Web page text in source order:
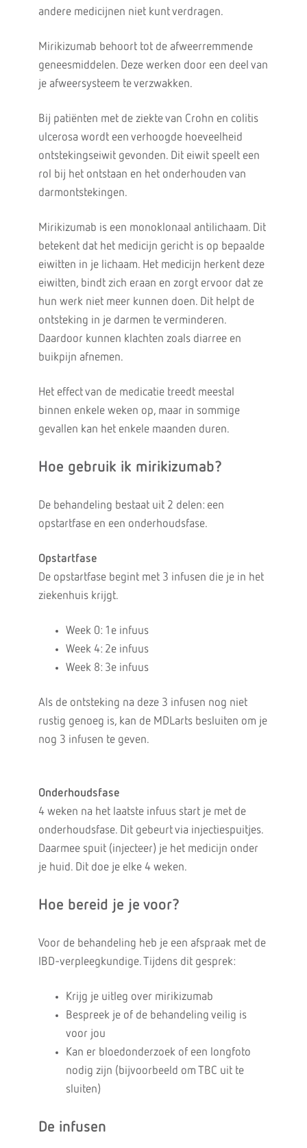
andere medicijnen niet kunt verdragen.
Mirikizumab behoort tot de afweerremmende
geneesmiddelen. Deze werken door een deel van
je afweersysteem te verzwakken.
Bij patiënten met de ziekte van Crohn en colitis
ulcerosa wordt een verhoogde hoeveelheid
ontstekingseiwit gevonden. Dit eiwit speelt een
rol bij het ontstaan en het onderhouden van
darmontstekingen.
Mirikizumab is een monoklonaal antilichaam. Dit
betekent dat het medicijn gericht is op bepaalde
eiwitten in je lichaam. Het medicijn herkent deze
eiwitten, bindt zich eraan en zorgt ervoor dat ze
hun werk niet meer kunnen doen. Dit helpt de
ontsteking in je darmen te verminderen.
Daardoor kunnen klachten zoals diarree en
buikpijn afnemen.
Het effect van de medicatie treedt meestal
binnen enkele weken op, maar in sommige
gevallen kan het enkele maanden duren.
Hoe gebruik ik mirikizumab?
De behandeling bestaat uit 2 delen: een
opstartfase en een onderhoudsfase.
Opstartfase
De opstartfase begint met 3 infusen die je in het
ziekenhuis krijgt.
Week 0: 1e infuus
Week 4: 2e infuus
Week 8: 3e infuus
Als de ontsteking na deze 3 infusen nog niet
rustig genoeg is, kan de MDLarts besluiten om je
nog 3 infusen te geven.
Onderhoudsfase
4 weken na het laatste infuus start je met de
onderhoudsfase. Dit gebeurt via injectiespuitjes.
Daarmee spuit (injecteer) je het medicijn onder
je huid. Dit doe je elke 4 weken.
Hoe bereid je je voor?
Voor de behandeling heb je een afspraak met de
IBD-verpleegkundige. Tijdens dit gesprek:
Krijg je uitleg over mirikizumab
Bespreek je of de behandeling veilig is
voor jou
Kan er bloedonderzoek of een longfoto
nodig zijn (bijvoorbeeld om TBC uit te
sluiten)
De infusen